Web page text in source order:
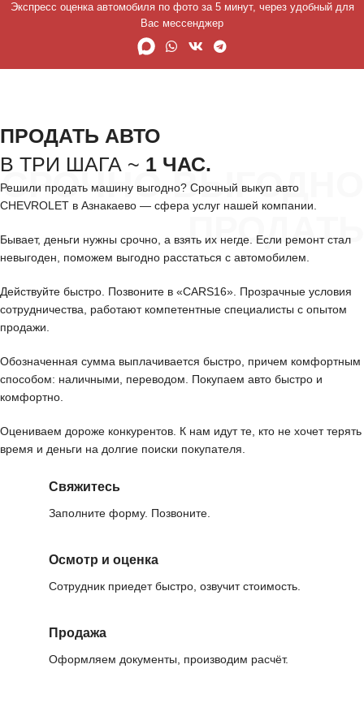
Экспресс оценка автомобиля по фото за 5 минут, через удобный для
Вас мессенджер
СРОЧНО ВЫГОДНО
ПРОДАТЬ
ПРОДАТЬ АВТО
В ТРИ ШАГА ~ 1 ЧАС.
Решили продать машину выгодно? Срочный выкуп авто
CHEVROLET в Азнакаево — сфера услуг нашей компании.
Бывает, деньги нужны срочно, а взять их негде. Если ремонт стал
невыгоден, поможем выгодно расстаться с автомобилем.
Действуйте быстро. Позвоните в «CARS16». Прозрачные условия
сотрудничества, работают компетентные специалисты с опытом
продажи.
Обозначенная сумма выплачивается быстро, причем комфортным
способом: наличными, переводом. Покупаем авто быстро и
комфортно.
Оцениваем дороже конкурентов. К нам идут те, кто не хочет терять
время и деньги на долгие поиски покупателя.
Свяжитесь
Заполните форму. Позвоните.
Осмотр и оценка
Сотрудник приедет быстро, озвучит стоимость.
Продажа
Оформляем документы, производим расчёт.